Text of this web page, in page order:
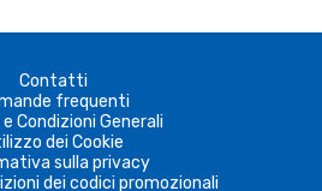
Contatti
frequenti
Condizioni Generali
dei Cookie
sulla privacy
dei codici promozionali